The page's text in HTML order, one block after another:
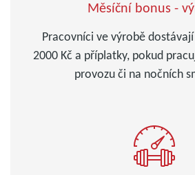
Měsíční bonus -
Pracovníci ve výrobě
2000 Kč a příplatky, pokud
provozu či na nočních